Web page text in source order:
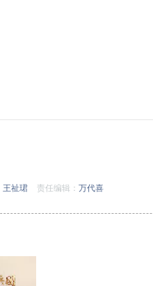
王祉珺 责任编辑： 万代喜